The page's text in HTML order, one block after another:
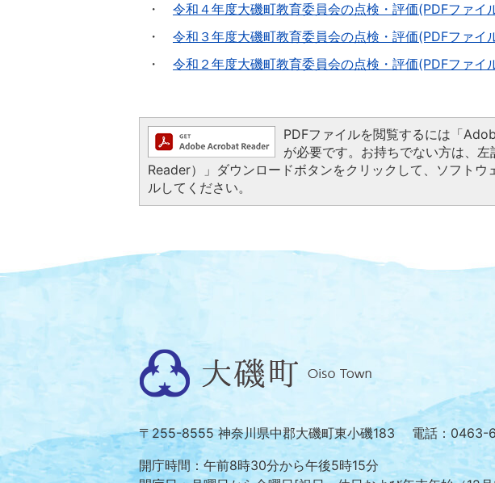
・ 令和４年度大磯町教育委員会の点検・評価(PDFファイ
・ 令和３年度大磯町教育委員会の点検・評価(PDFファイ
・ 令和２年度大磯町教育委員会の点検・評価(PDFファイ
PDFファイルを閲覧するには「
が必要です。お持ちでない方は、
Reader）」ダウンロードボタンをクリックして、ソフトウ
ルしてください。
大
磯
Oiso
Town
〒255-8555 神奈川県中郡大磯町東小磯183 電話：0463-
開庁時間：午前8時30分から午後5時15分